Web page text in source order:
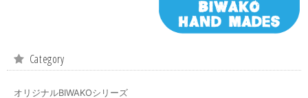
Category
オリジナルBIWAKOシリーズ